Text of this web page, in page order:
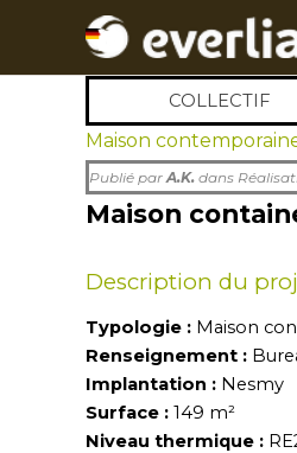
COLLECTIF
Maison
Publié parA.K. dans
Maison
Description du
Typologie : Maison
Renseignement :
Implantation : Nesmy
Surface : 149 m²
Niveau thermique :